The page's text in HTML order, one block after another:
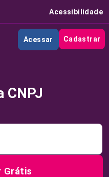
Acessibilidade
Acessar Cadastrar
CNPJ
Grátis